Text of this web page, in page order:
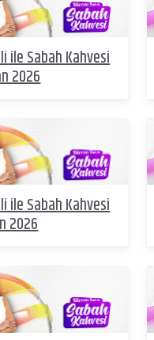
ile Sabah Kahvesi
2026
ile Sabah Kahvesi
2026